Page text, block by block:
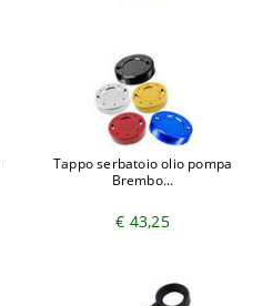
Tappo serbatoio olio pompa
Brembo...
€ 43,25